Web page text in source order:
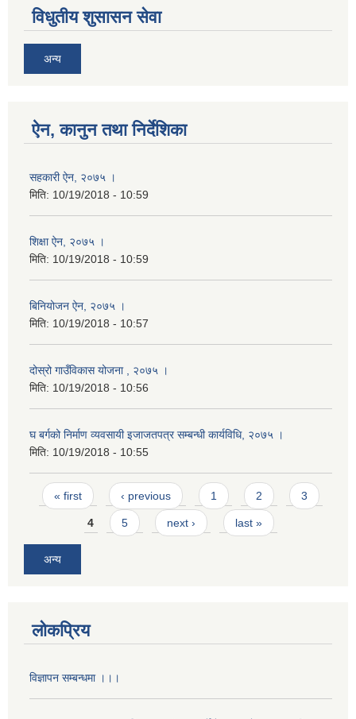
विधुतीय शुसासन सेवा
अन्य
ऐन, कानुन तथा निर्देशिका
सहकारी ऐन, २०७५ ।
मिति: 10/19/2018 - 10:59
शिक्षा ऐन, २०७५ ।
मिति: 10/19/2018 - 10:59
बिनियोजन ऐन, २०७५ ।
मिति: 10/19/2018 - 10:57
दोस्रो गाउँविकास योजना , २०७५ ।
मिति: 10/19/2018 - 10:56
घ बर्गको निर्माण व्यवसायी इजाजतपत्र सम्बन्धी कार्यविधि, २०७५ ।
मिति: 10/19/2018 - 10:55
Pages
« first ‹ previous 1 2 3
4 5 next › last »
अन्य
लोकप्रिय
विज्ञापन सम्बन्धमा ।।।